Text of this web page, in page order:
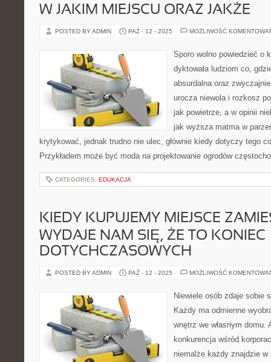
W JAKIM MIEJSCU ORAZ JAKŻE
POSTED BY ADMIN PAŹ - 12 - 2025 MOŻLIWOŚĆ
Sporo wolno powiedzieć o
dyktowała ludziom co,
absurdalna oraz
urocza niewola i rozkosz
jak powietrze, a w opinii
jak wyższa matma w
krytykować, jednak trudno nie ulec, głównie kiedy dotyczy tego
Przykładem może być moda na projektowanie ogrodów
CATEGORIES: EDUKACJA
KIEDY KUPUJEMY MIEJSCE
WYDAJE NAM SIĘ, ŻE TO KONIEC
DOTYCHCZASOWYCH
POSTED BY ADMIN PAŹ - 12 - 2025 MOŻLIWOŚĆ
Niewiele osób zdaje sobie
Każdy ma odmienne
wnętrz we własnym domu.
konkurencja wśród
niemalże każdy znajdzie